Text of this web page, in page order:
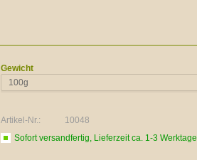
Gewicht
100g
Artikel-Nr.:
10048
Sofort versandfertig, Lieferzeit ca. 1-3 Werktage